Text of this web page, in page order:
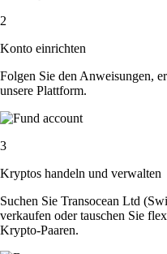
2
Konto einrichten
Folgen Sie den Anweisungen,
unsere Plattform.
3
Kryptos handeln und verwalten
Suchen Sie Transocean Ltd
verkaufen oder tauschen Sie
Krypto-Paaren.